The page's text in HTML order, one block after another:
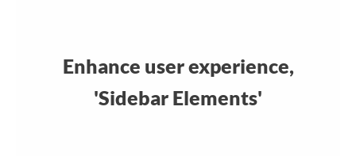
Enhance user experience,
'Sidebar Elements'